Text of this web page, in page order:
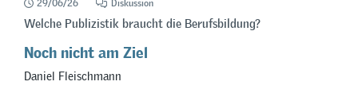
29/06/26 Diskussion
Welche Publizistik braucht die Berufsbildung?
Noch nicht am Ziel
Daniel Fleischmann